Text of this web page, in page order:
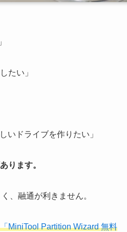
たい」
いドライブを作りたい」
ります。
、融通が利きません。
MiniTool Partition Wizard 無料